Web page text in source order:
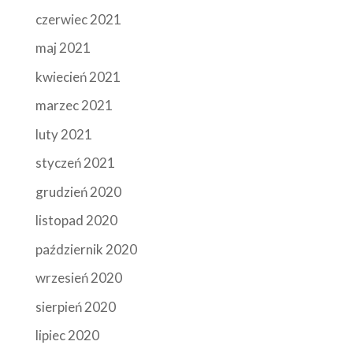
czerwiec 2021
maj 2021
kwiecień 2021
marzec 2021
luty 2021
styczeń 2021
grudzień 2020
listopad 2020
październik 2020
wrzesień 2020
sierpień 2020
lipiec 2020